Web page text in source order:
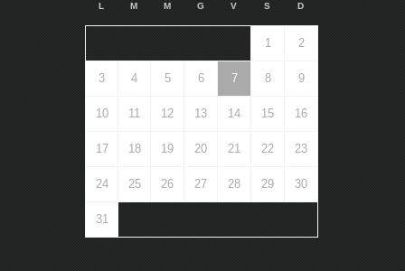
L M M G V S D
1 2
3 4 5 6 7 8 9
10 11 12 13 14 15 16
17 18 19 20 21 22 23
24 25 26 27 28 29 30
31